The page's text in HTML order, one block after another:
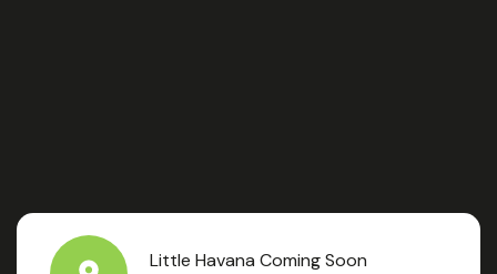
Little Havana Coming Soon